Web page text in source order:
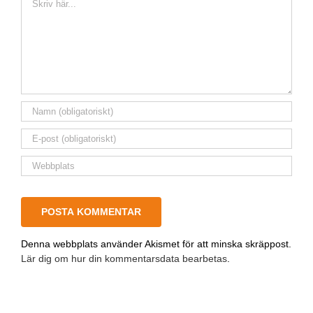
Denna webbplats använder Akismet för att minska skräppost.
Lär dig om hur din kommentarsdata bearbetas